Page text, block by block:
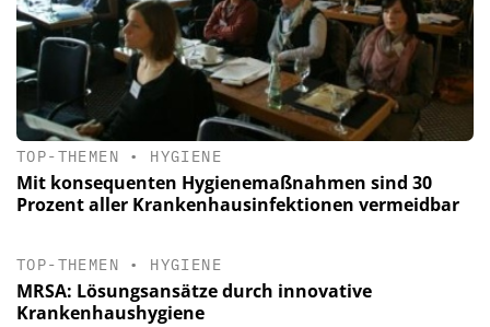
TOP-THEMEN • HYGIENE
Mit konsequenten Hygienemaßnahmen sind 30
Prozent aller Krankenhausinfektionen vermeidbar
TOP-THEMEN • HYGIENE
MRSA: Lösungsansätze durch innovative
Krankenhaushygiene